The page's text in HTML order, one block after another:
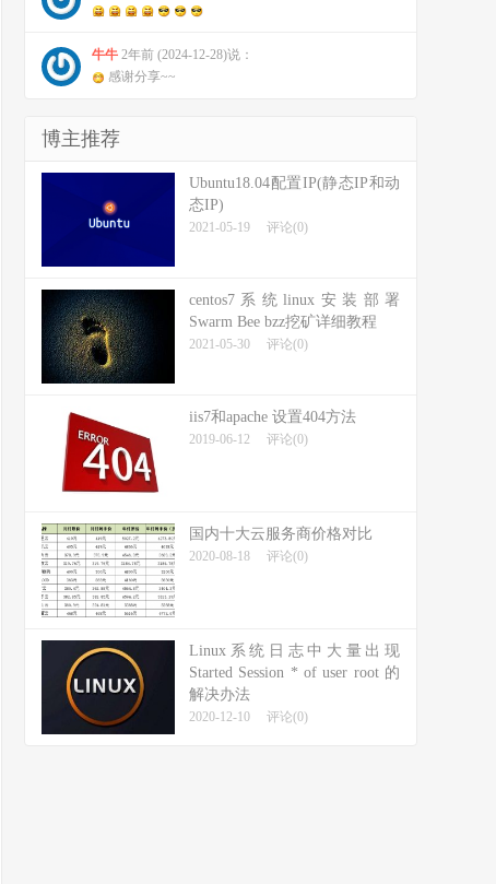
牛牛 2年前 (2024-12-28)说：
感谢分享~~
博主推荐
Ubuntu18.04配置IP(静态IP和动
态IP)
2021-05-19 评论(0)
centos7系统linux安装部署
Swarm Bee bzz挖矿详细教程
2021-05-30 评论(0)
iis7和apache 设置404方法
2019-06-12 评论(0)
国内十大云服务商价格对比
2020-08-18 评论(0)
Linux系统日志中大量出现
Started Session * of user root 的
解决办法
2020-12-10 评论(0)